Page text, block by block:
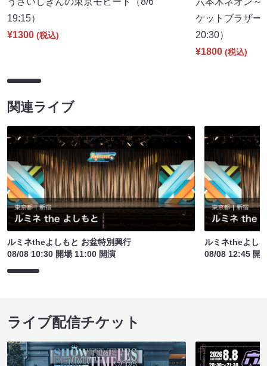
19:15）
¥1300 (税込)
ケットブラザ
20:30）
¥1800 (税込)
関連ライブ
ルミネtheよしもと お盆特別興行
08/08 10:30 開場 11:00 開演
ルミネtheよし
08/08 12:45 開
ライブ配信チケット